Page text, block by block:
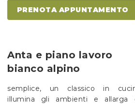
PRENOTA APPUNTAMENTO
Anta e piano lavoro
bianco alpino
semplice, un classico in
illumina gli ambienti e allarga